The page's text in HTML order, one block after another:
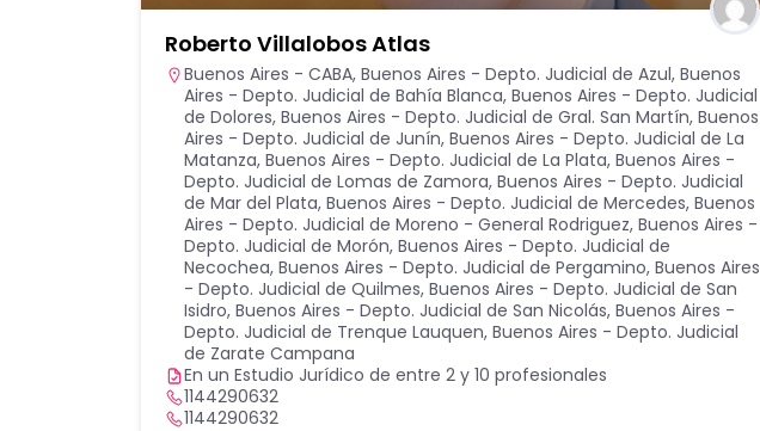
Roberto Villalobos Atlas
Buenos Aires - CABA, Buenos Aires - Depto. Judicial de Azul, Buenos
Aires - Depto. Judicial de Bahía Blanca, Buenos Aires - Depto. Judicial
de Dolores, Buenos Aires - Depto. Judicial de Gral. San Martín, Buenos
Aires - Depto. Judicial de Junín, Buenos Aires - Depto. Judicial de La
Matanza, Buenos Aires - Depto. Judicial de La Plata, Buenos Aires -
Depto. Judicial de Lomas de Zamora, Buenos Aires - Depto. Judicial
de Mar del Plata, Buenos Aires - Depto. Judicial de Mercedes, Buenos
Aires - Depto. Judicial de Moreno - General Rodriguez, Buenos Aires -
Depto. Judicial de Morón, Buenos Aires - Depto. Judicial de
Necochea, Buenos Aires - Depto. Judicial de Pergamino, Buenos Aires
- Depto. Judicial de Quilmes, Buenos Aires - Depto. Judicial de San
Isidro, Buenos Aires - Depto. Judicial de San Nicolás, Buenos Aires -
Depto. Judicial de Trenque Lauquen, Buenos Aires - Depto. Judicial
de Zarate Campana
En un Estudio Jurídico de entre 2 y 10 profesionales
1144290632
1144290632